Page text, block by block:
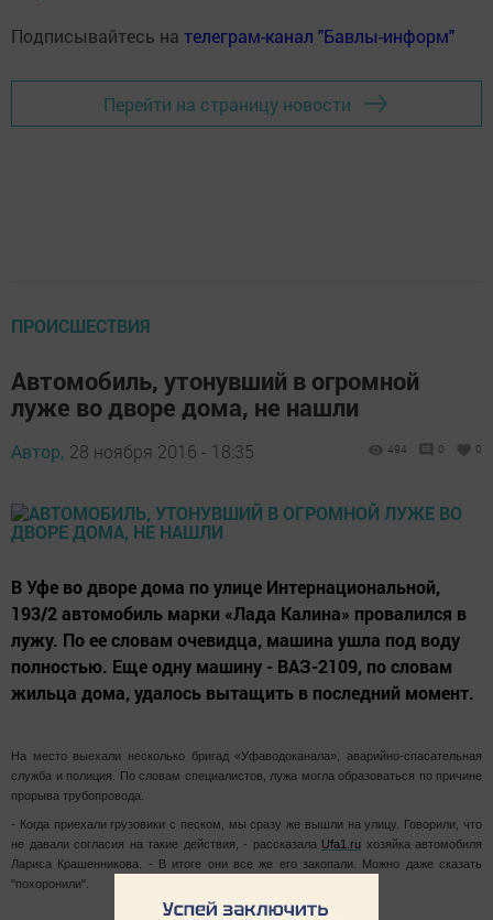
Подписывайтесь на телеграм-канал "Бавлы-информ"
Перейти на страницу новости
ПРОИСШЕСТВИЯ
Автомобиль, утонувший в огромной
луже во дворе дома, не нашли
Автор, 28 ноября 2016 - 18:35 494 0 0
В Уфе во дворе дома по улице Интернациональной,
193/2 автомобиль марки «Лада Калина» провалился в
лужу. По ее словам очевидца, машина ушла под воду
полностью. Еще одну машину - ВАЗ-2109, по словам
жильца дома, удалось вытащить в последний момент.
На место выехали несколько бригад «Уфаводоканала», аварийно-спасательная
служба и полиция. По словам специалистов, лужа могла образоваться по причине
прорыва трубопровода.
- Когда приехали грузовики с песком, мы сразу же вышли на улицу. Говорили, что
не давали согласия на такие действия, - рассказала Ufa1.ru хозяйка автомобиля
Лариса Крашенникова. - В итоге они все же его закопали. Можно даже сказать
"похоронили".